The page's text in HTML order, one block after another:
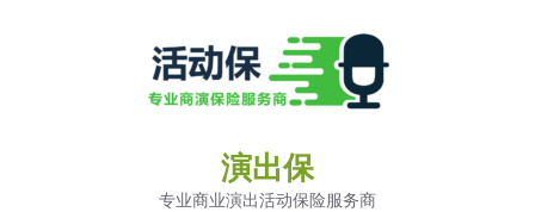
演出保
专业商业演出活动保险服务商